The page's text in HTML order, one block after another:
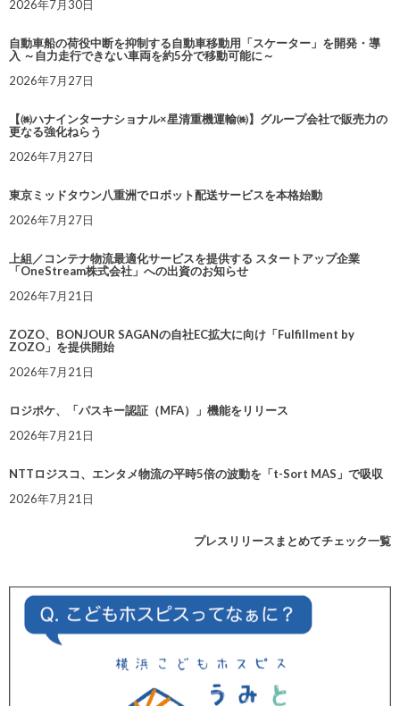
2026年7月30日
自動車船の荷役中断を抑制する自動車移動用「スケーター」を開発・導
入 ～自力走行できない車両を約5分で移動可能に～
2026年7月27日
【㈱ハナインターナショナル×星清重機運輸㈱】グループ会社で販売力の
更なる強化ねらう
2026年7月27日
東京ミッドタウン八重洲でロボット配送サービスを本格始動
2026年7月27日
上組／コンテナ物流最適化サービスを提供する スタートアップ企業
「OneStream株式会社」への出資のお知らせ
2026年7月21日
ZOZO、BONJOUR SAGANの自社EC拡大に向け「Fulfillment by
ZOZO」を提供開始
2026年7月21日
ロジポケ、「パスキー認証（MFA）」機能をリリース
2026年7月21日
NTTロジスコ、エンタメ物流の平時5倍の波動を「t-Sort MAS」で吸収
2026年7月21日
プレスリリースまとめてチェック一覧